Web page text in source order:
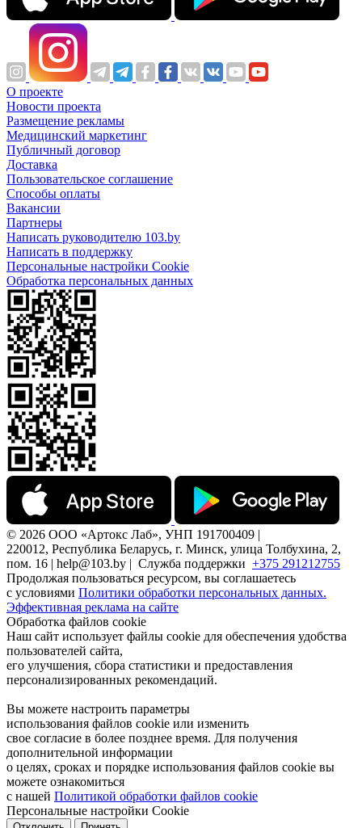
О проекте
Новости проекта
Размещение рекламы
Медицинский маркетинг
Публичный договор
Доставка
Пользовательское соглашение
Способы оплаты
Вакансии
Партнеры
Написать руководителю 103.by
Написать в поддержку
Персональные настройки Cookie
Обработка персональных данных
© 2026 ООО «Артокс Лаб», УНП 191700409 |
220012, Республика Беларусь, г. Минск, улица Толбухина, 2,
пом. 16 | help@103.by | Служба поддержки +375 291212755
Продолжая пользоваться ресурсом, вы соглашаетесь
с условиями Политики обработки персональных данных.
Эффективная реклама на сайте
Обработка файлов cookie
Наш сайт использует файлы cookie для обеспечения удобства
пользователей сайта,
его улучшения, сбора статистики и предоставления
персонализированных рекомендаций.
Вы можете настроить параметры
использования файлов cookie или изменить
свое согласие в более позднее время. Для получения
дополнительной информации
о целях, сроках и порядке использования файлов cookie вы
можете ознакомиться
с нашей Политикой обработки файлов cookie
Персональные настройки Cookie